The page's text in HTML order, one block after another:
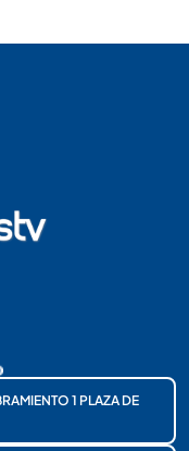
1 PLAZA DE